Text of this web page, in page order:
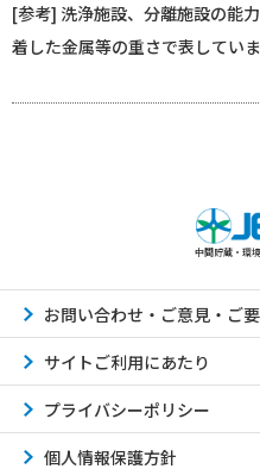
[参考] 洗浄施設、分離施設の能
着した金属等の重さで表していま
中間貯蔵・環
お問い合わせ・ご意見・ご
サイトご利用にあたり
プライバシーポリシー
個人情報保護方針